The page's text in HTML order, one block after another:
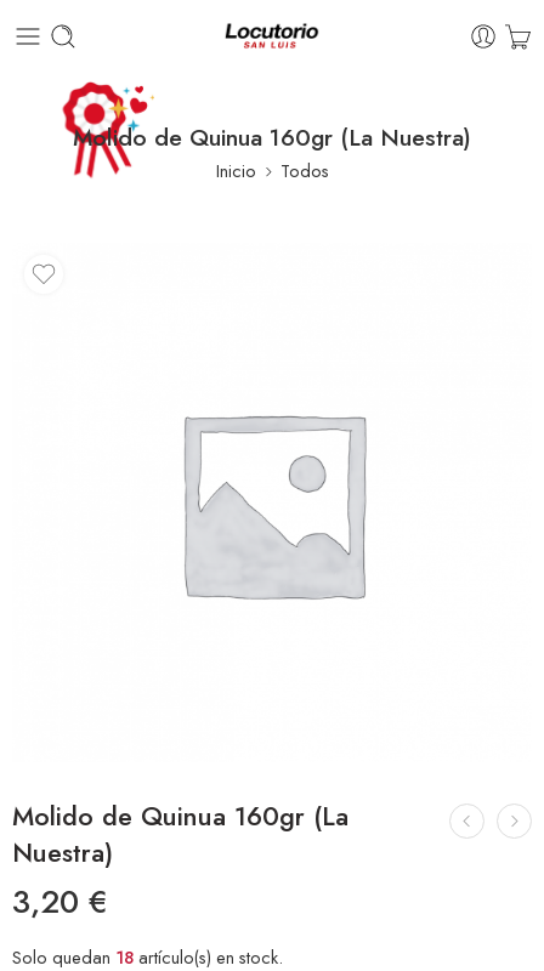
Molido de Quinua 160gr (La Nuestra)
Inicio Todos
Molido de Quinua 160gr (La
Nuestra)
3,20 €
Solo quedan 18artículo(s) en stock.